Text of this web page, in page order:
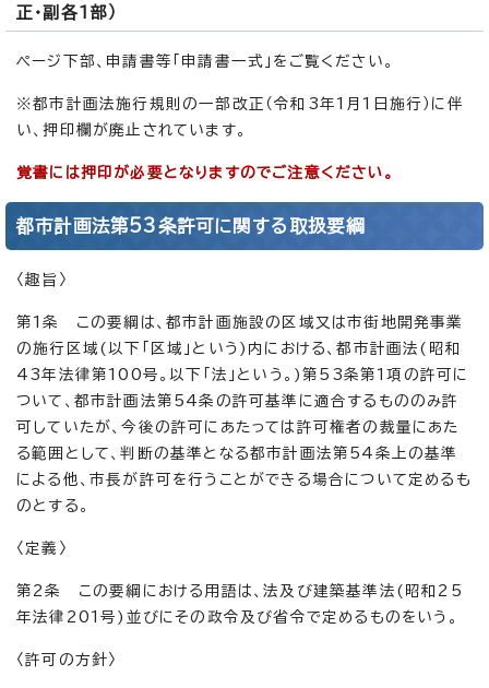
正・副各1部）
ページ下部、申請書等「申請書一式」をご覧ください。
※都市計画法施行規則の一部改正（令和3年1月1日施行）に伴
い、押印欄が廃止されています。
覚書には押印が必要となりますのでご注意ください。
都市計画法第53条許可に関する取扱要綱
〈趣旨〉
第1条 この要綱は、都市計画施設の区域又は市街地開発事業
の施行区域(以下「区域」という)内における、都市計画法(昭和
43年法律第100号。以下「法」という。)第53条第1項の許可に
ついて、都市計画法第54条の許可基準に適合するもののみ許
可していたが、今後の許可にあたっては許可権者の裁量にあた
る範囲として、判断の基準となる都市計画法第54条上の基準
による他、市長が許可を行うことができる場合について定めるも
のとする。
〈定義〉
第2条 この要綱における用語は、法及び建築基準法(昭和25
年法律201号)並びにその政令及び省令で定めるものをいう。
〈許可の方針〉